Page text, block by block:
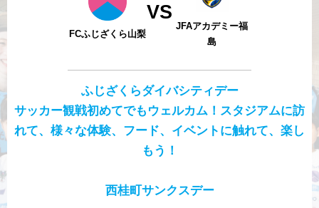
FCふじざくら山梨
VS
JFAアカデミー福
島
ふじざくらダイバシティデー
サッカー観戦初めてでもウェルカム！スタジアムに訪
れて、様々な体験、フード、イベントに触れて、楽し
もう！
西桂町サンクスデー